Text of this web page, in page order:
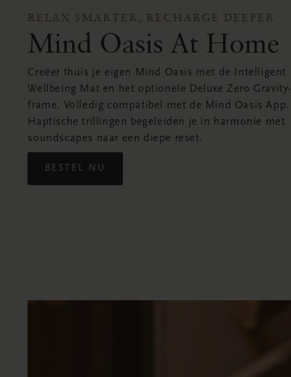
RELAX SMARTER, RECHARGE DEEPER
Mind Oasis At Home
Creëer thuis je eigen Mind Oasis met de Intelligent
Wellbeing Mat en het optionele Deluxe Zero Gravity-
frame. Volledig compatibel met de Mind Oasis App.
Haptische trillingen begeleiden je in harmonie met
soundscapes naar een diepe reset.
BESTEL NU